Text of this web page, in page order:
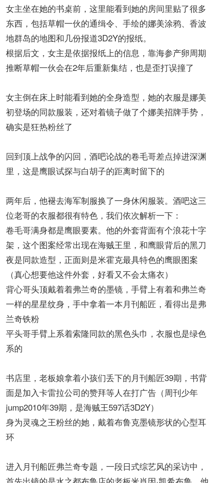
女主坐在她的书桌前，这里能看到她的房间里贴了很多
东西，包括草帽一伙的通缉令、手绘的娜美涂鸦、香波
地群岛的地图和几份报道3D2Y的报纸。
根据后文，女主是依据报纸上的信息，靠海参产卵周期
推断草帽一伙会在2年后重新集结，也是歪打误撞了
女主倒在床上时能看到她的全身造型，她的衣服是娜美
初登场的同款服装，还对着镜子做了个娜美招牌手势，
确实是狂热粉丝了
回到顶上战争的闪回，酒吧论战的卷毛哥差点掉进深渊
里，这是鹰眼试探与白胡子的距离时留下的
两年后，他褪去海军制服换了一身休闲服装。酒吧这三
位老哥的衣服都很有特色，我们依次解析一下：
卷毛哥满身都是鹰眼要素。他的外套背面有个浪花十字
架，这个图案经常出现在海贼王里，和鹰眼背后的黑刀
夜是同款造型，正面则是米霍克最具特色的鹰眼图案
（真心想要他这件外套，好看又不会太痛衣）
背心哥头顶戴着着弗兰奇的墨镜，手臂上有着和弗兰奇
一样的星星纹身，手中拿着一本月刊船匠，看得出是弗
兰奇铁粉
平头哥手臂上系着索隆同款的黑色头巾，衣服也是绿色
系的
书店里，老板娘拿着小孩们丢下的月刊船匠39期，书背
面是加入卡雷拉公司的赞拜等人在打广告（周刊少年
jump2010年39期，是海贼王597话3D2Y）
身为灵魂之王粉丝的她，戴着布鲁克墨镜形状的心型耳
环
进入月刊船匠弗兰奇专题，一段日式综艺风的采访中，